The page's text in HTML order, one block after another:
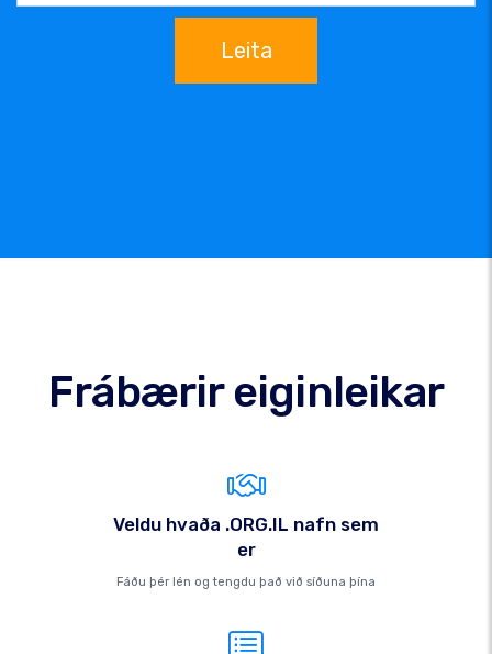
Leita
Frábærir eiginleikar
Veldu hvaða .ORG.IL nafn sem
er
Fáðu þér lén og tengdu það við síðuna þína